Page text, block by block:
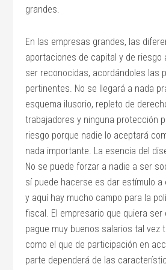
grandes.
En las empresas grandes, las
aportaciones de capital y de riesgo
ser reconocidas, acordándoles las
pertinentes. No se llegará a nada
esquema ilusorio, repleto de
trabajadores y ninguna protección
riesgo porque nadie lo aceptará
nada importante. La esencia del
No se puede forzar a nadie a ser
sí puede hacerse es dar estímulo
y aquí hay mucho campo para la
fiscal. El empresario que quiera ser
pague muy buenos salarios tal vez
como el que de participación en
parte dependerá de las